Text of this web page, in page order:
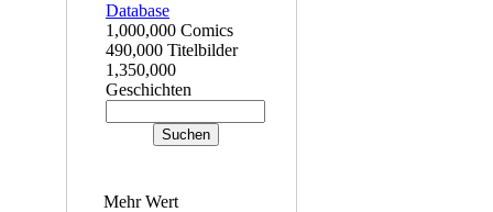
1,000,000 Comics
490,000 Titelbilder
1,350,000
Geschichten
Mehr Wert